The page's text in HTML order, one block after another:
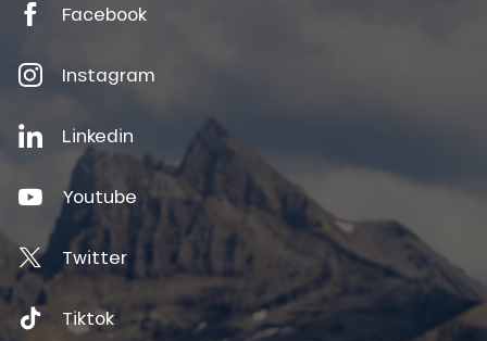
Facebook
Instagram
Linkedin
Youtube
Twitter
Tiktok